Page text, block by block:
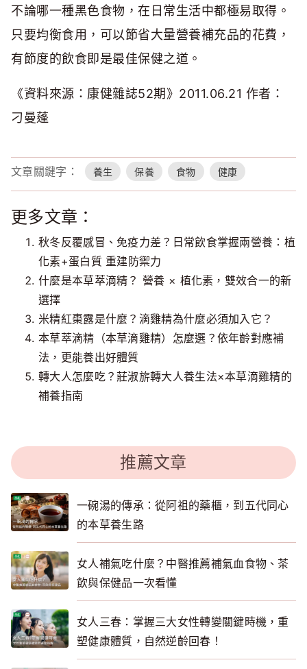
不論哪一種黑色食物，在日常生活中都極易取得。
只要均衡食用，可以節省大量營養補充品的花費，
有節度的飲食即是最佳保健之道。
《資料來源：康健雜誌52期》2011.06.21 作者：
刁曼蓬
文章關鍵字： 養生 保養 食物 健康
更多文章：
秋冬反覆感冒、免疫力差？日常飲食掌握兩營養：植
化素+蛋白質 重建防禦力
什麼是本草萃滴精？ 營養 × 植化素，雙效合一的新
選擇
米精紅棗露是什麼？滴雞精為什麼必須加入它？
本草萃滴精（本草滴雞精）怎麼選？依年齡對應補
法，更能養出好體質
轉大人怎麼吃？莊淑旂轉大人養生法×本草滴雞精的
補養指南
推薦文章
一碗湯的傳承：從阿祖的藥櫃，到五代同心
的本草養生路
女人補氣吃什麼？中醫推薦補氣血食物、茶
飲與保健品一次看懂
女人三春：掌握三大女性轉變關鍵時機，重
塑健康體質，自然逆齡回春！